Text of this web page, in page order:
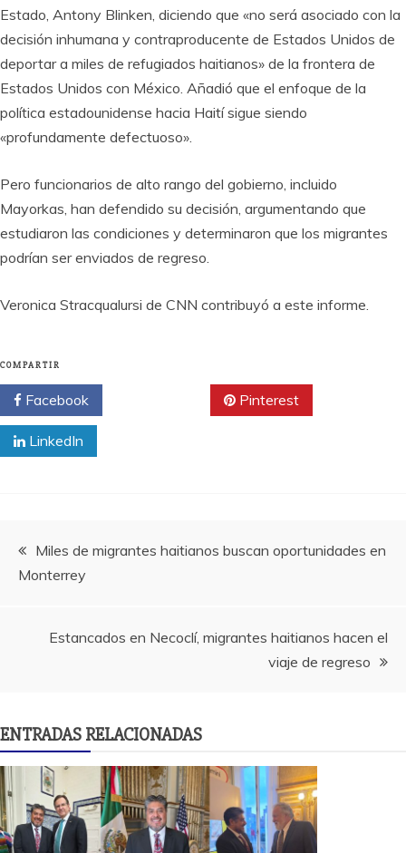
Estado, Antony Blinken, diciendo que «no será asociado con la
decisión inhumana y contraproducente de Estados Unidos de
deportar a miles de refugiados haitianos» de la frontera de
Estados Unidos con México. Añadió que el enfoque de la
política estadounidense hacia Haití sigue siendo
«profundamente defectuoso».
Pero funcionarios de alto rango del gobierno, incluido
Mayorkas, han defendido su decisión, argumentando que
estudiaron las condiciones y determinaron que los migrantes
podrían ser enviados de regreso.
Veronica Stracqualursi de CNN contribuyó a este informe.
COMPARTIR
Facebook Pinterest
LinkedIn
Navegación
de
entradas
Miles de migrantes haitianos buscan oportunidades en
Monterrey
Estancados en Necoclí, migrantes haitianos hacen el
viaje de regreso
ENTRADAS RELACIONADAS